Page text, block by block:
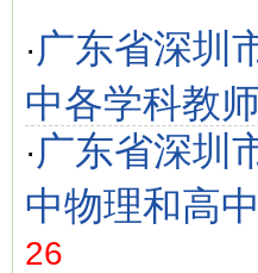
· 广东省深圳
中各学科教
· 广东省深圳
中物理和高
26